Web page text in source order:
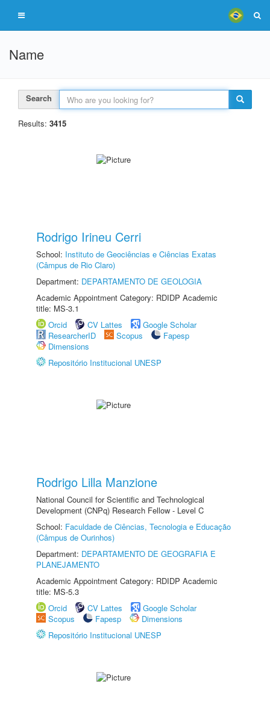
Name
Search
Results: 3415
Rodrigo Irineu Cerri
School: Instituto de Geociências e Ciências Exatas
(Câmpus de Rio Claro)
Department: DEPARTAMENTO DE GEOLOGIA
Academic Appointment Category: RDIDP Academic
title: MS-3.1
Orcid
CV Lattes
Google Scholar
ResearcherID
Scopus
Fapesp
Dimensions
Repositório Institucional UNESP
Rodrigo Lilla Manzione
National Council for Scientific and Technological
Development (CNPq) Research Fellow - Level C
School: Faculdade de Ciências, Tecnologia e Educação
(Câmpus de Ourinhos)
Department: DEPARTAMENTO DE GEOGRAFIA E
PLANEJAMENTO
Academic Appointment Category: RDIDP Academic
title: MS-5.3
Orcid
CV Lattes
Google Scholar
Scopus
Fapesp
Dimensions
Repositório Institucional UNESP